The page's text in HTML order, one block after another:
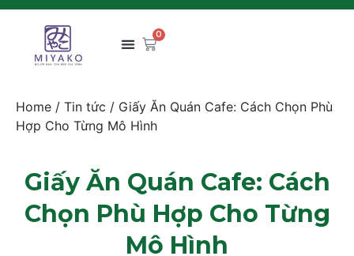
0
Home / Tin tức / Giấy Ăn Quán Cafe: Cách Chọn Phù
Hợp Cho Từng Mô Hình
Giấy Ăn Quán Cafe: Cách
Chọn Phù Hợp Cho Từng
Mô Hình